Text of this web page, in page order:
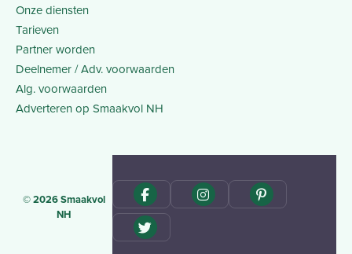
Onze diensten
Tarieven
Partner worden
Deelnemer / Adv. voorwaarden
Alg. voorwaarden
Adverteren op Smaakvol NH
© 2026 Smaakvol
NH